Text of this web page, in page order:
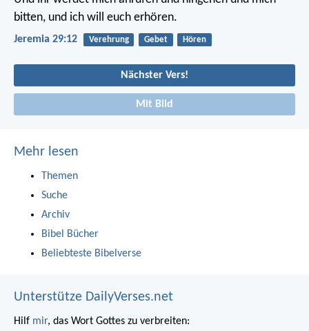
bitten, und ich will euch erhören.
Jeremia 29:12 Verehrung Gebet Hören
Nächster Vers!
Mit Bild
Mehr lesen
Themen
Suche
Archiv
Bibel Bücher
Beliebteste Bibelverse
Unterstütze DailyVerses.net
Hilf mir, das Wort Gottes zu verbreiten: